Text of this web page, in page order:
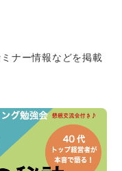
ナー情報などを掲載